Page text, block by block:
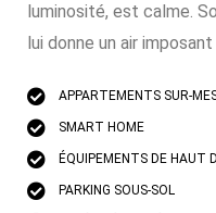
luminosité, est calme.
lui donne un air
APPARTEMENTS SUR-
SMART HOME
ÉQUIPEMENTS DE HAUT
PARKING SOUS-SOL